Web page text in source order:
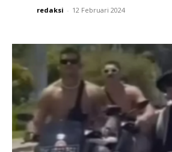
redaksi - 12 Februari 2024